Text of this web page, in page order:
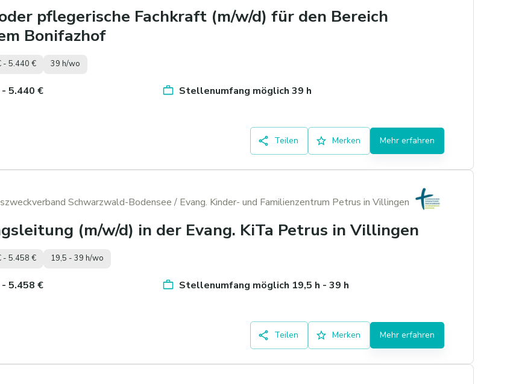
pflegerische Fachkraft (m/w/d) für den Bereich
Bonifazhof
- 5.440 € 39 h/wo
5.440 €
Stellenumfang möglich 39 h
Teilen Merken Mehr erfahren
Schwarzwald-Bodensee / Evang. Kinder- und Familienzentrum Petrus in Villingen
(m/w/d) in der Evang. KiTa Petrus in Villingen
- 5.458 € 19,5 - 39 h/wo
5.458 €
Stellenumfang möglich 19,5 h - 39 h
Teilen Merken Mehr erfahren